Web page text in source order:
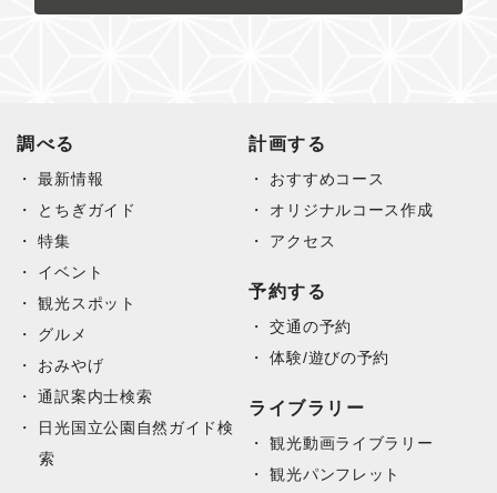
調べる
最新情報
とちぎガイド
特集
イベント
観光スポット
グルメ
おみやげ
通訳案内士検索
日光国立公園自然ガイド検
索
計画する
おすすめコース
オリジナルコース作成
アクセス
予約する
交通の予約
体験/遊びの予約
ライブラリー
観光動画ライブラリー
観光パンフレット